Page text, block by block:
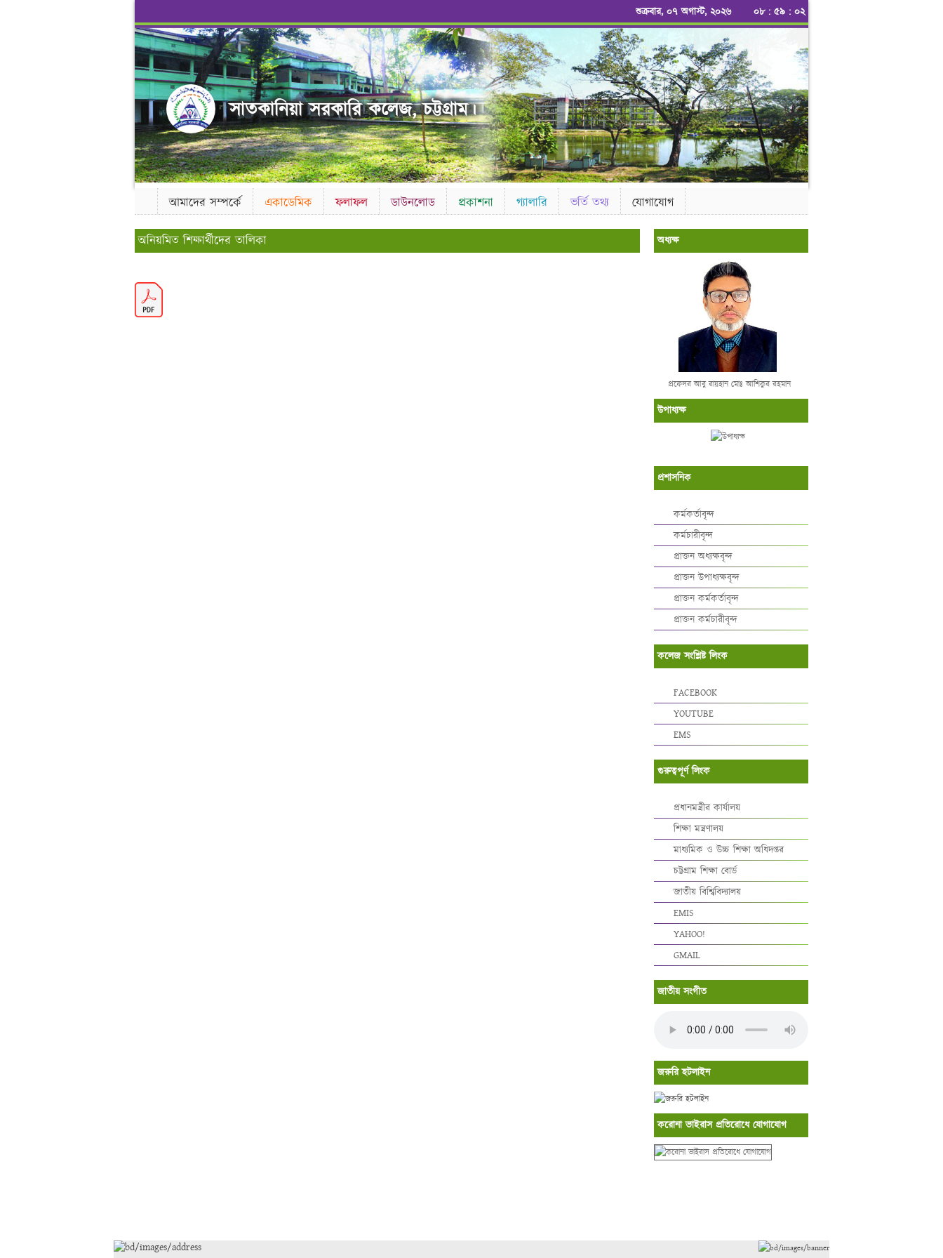
শুক্রবার, ০৭ অগাস্ট, ২০২৬ ০৮ : ৫৯ : ০২
সাতকানিয়া সরকারি কলেজ, চট্টগ্রাম।
আমাদের সম্পর্কে একাডেমিক ফলাফল ডাউনলোড প্রকাশনা গ্যালারি ভর্তি তথ্য যোগাযোগ
অনিয়মিত শিক্ষার্থীদের তালিকা অধ্যক্ষ
প্রফেসর আবু রায়হান মোঃ আশিকুর রহমান
উপাধ্যক্ষ
প্রশাসনিক
কর্মকর্তাবৃন্দ
কর্মচারীবৃন্দ
প্রাক্তন অধ্যক্ষবৃন্দ
প্রাক্তন উপাধ্যক্ষবৃন্দ
প্রাক্তন কর্মকর্তাবৃন্দ
প্রাক্তন কর্মচারীবৃন্দ
কলেজ সংশ্লিষ্ট লিংক
FACEBOOK
YOUTUBE
EMS
গুরুত্বপূর্ণ লিংক
প্রধানমন্ত্রীর কার্যালয়
শিক্ষা মন্ত্রণালয়
মাধ্যমিক ও উচ্চ শিক্ষা অধিদপ্তর
চট্টগ্রাম শিক্ষা বোর্ড
জাতীয় বিশ্বিবিদ্যালয়
EMIS
YAHOO!
GMAIL
জাতীয় সংগীত
জরুরি হটলাইন
করোনা ভাইরাস প্রতিরোধে যোগাযোগ